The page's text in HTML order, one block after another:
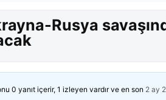
Rusya
0 yanıt içerir, 1 izleyen vardır ve en son 2 ay